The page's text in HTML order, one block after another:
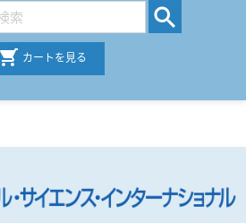
カートを見る